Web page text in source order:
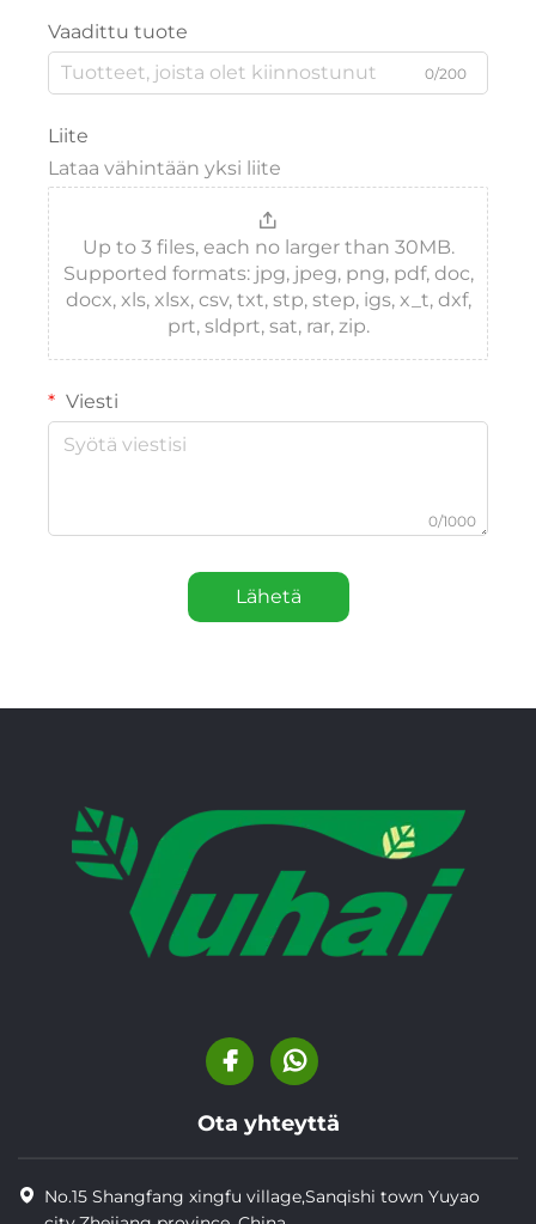
Vaadittu tuote
0/200
Liite
Lataa vähintään yksi liite
Up to 3 files, each no larger than 30MB.
Supported formats: jpg, jpeg, png, pdf, doc,
docx, xls, xlsx, csv, txt, stp, step, igs, x_t, dxf,
prt, sldprt, sat, rar, zip.
Viesti
0/1000
Lähetä
Ota yhteyttä
No.15 Shangfang xingfu village,Sanqishi town Yuyao